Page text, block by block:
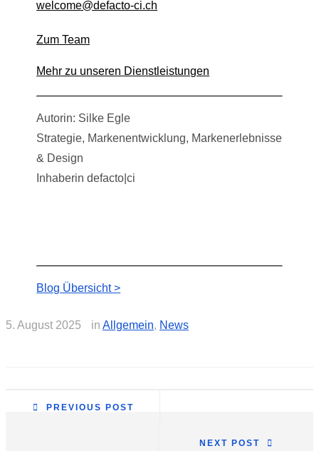
welcome@defacto-ci.ch
Zum Team
Mehr zu unseren Dienstleistungen
Autorin: Silke Egle
Strategie, Markenentwicklung, Markenerlebnisse
& Design
Inhaberin defacto|ci
Blog Übersicht >
5. August 2025 in Allgemein, News
PREVIOUS POST
NEXT POST